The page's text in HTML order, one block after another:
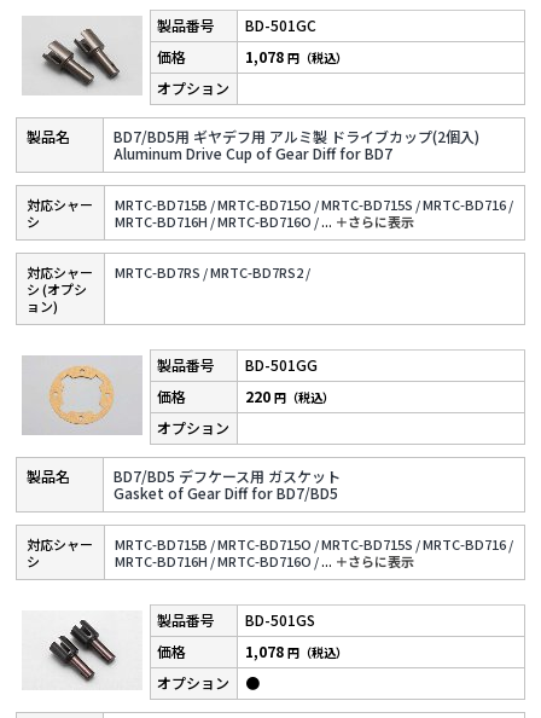
BD-501GC
BD7/BD5用 ギヤデフ用 アルミ製 ドライブカップ(2個入)
Aluminum Drive Cup of Gear Diff for BD7
1,078円（税込）
対応シャー
シ
MRTC-BD715B /MRTC-BD715O /MRTC-BD715S /MRTC-BD716 /
MRTC-BD716H /MRTC-BD716O /... ＋さらに表⽰
対応シャー
シ (オプシ
ョン)
MRTC-BD7RS /MRTC-BD7RS2 /
BD-501GG
BD7/BD5 デフケース用 ガスケット
Gasket of Gear Diff for BD7/BD5
220円（税込）
対応シャー
シ
MRTC-BD715B /MRTC-BD715O /MRTC-BD715S /MRTC-BD716 /
MRTC-BD716H /MRTC-BD716O /... ＋さらに表⽰
BD-501GS
1,078円（税込）
●